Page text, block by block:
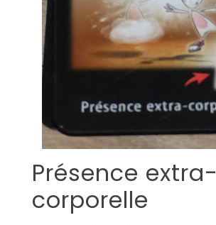
Présence extra-
corporelle